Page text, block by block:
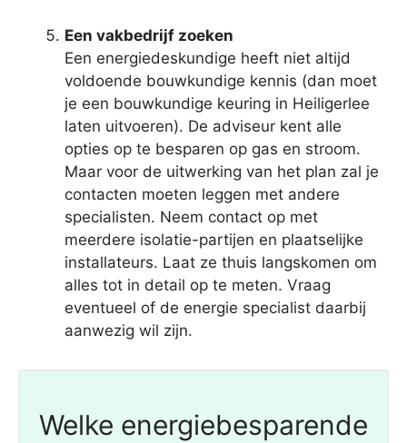
Een vakbedrijf zoeken
Een energiedeskundige heeft niet altijd
voldoende bouwkundige kennis (dan moet
je een bouwkundige keuring in Heiligerlee
laten uitvoeren). De adviseur kent alle
opties op te besparen op gas en stroom.
Maar voor de uitwerking van het plan zal je
contacten moeten leggen met andere
specialisten. Neem contact op met
meerdere isolatie-partijen en plaatselijke
installateurs. Laat ze thuis langskomen om
alles tot in detail op te meten. Vraag
eventueel of de energie specialist daarbij
aanwezig wil zijn.
Welke energiebesparende